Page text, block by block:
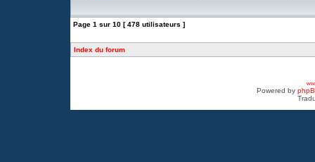
Page 1 sur 10 [ 478 utilisateurs ]
Index du forum
Powered by